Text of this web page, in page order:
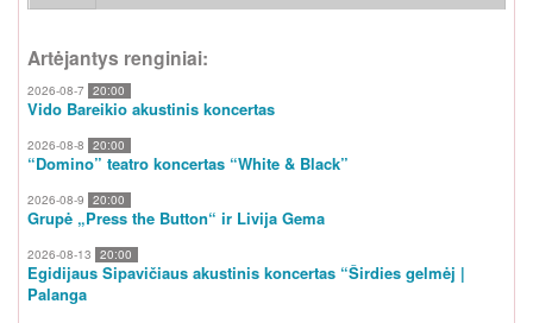
Artėjantys renginiai:
2026-08-7 20:00
Vido Bareikio akustinis koncertas
2026-08-8 20:00
“Domino” teatro koncertas “White & Black”
2026-08-9 20:00
Grupė „Press the Button“ ir Livija Gema
2026-08-13 20:00
Egidijaus Sipavičiaus akustinis koncertas “Širdies gelmėj |
Palanga